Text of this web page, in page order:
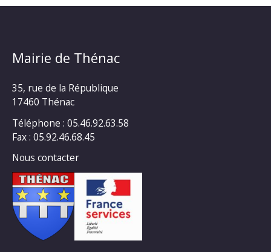
Mairie de Thénac
35, rue de la République
17460 Thénac
Téléphone : 05.46.92.63.58
Fax : 05.92.46.68.45
Nous contacter